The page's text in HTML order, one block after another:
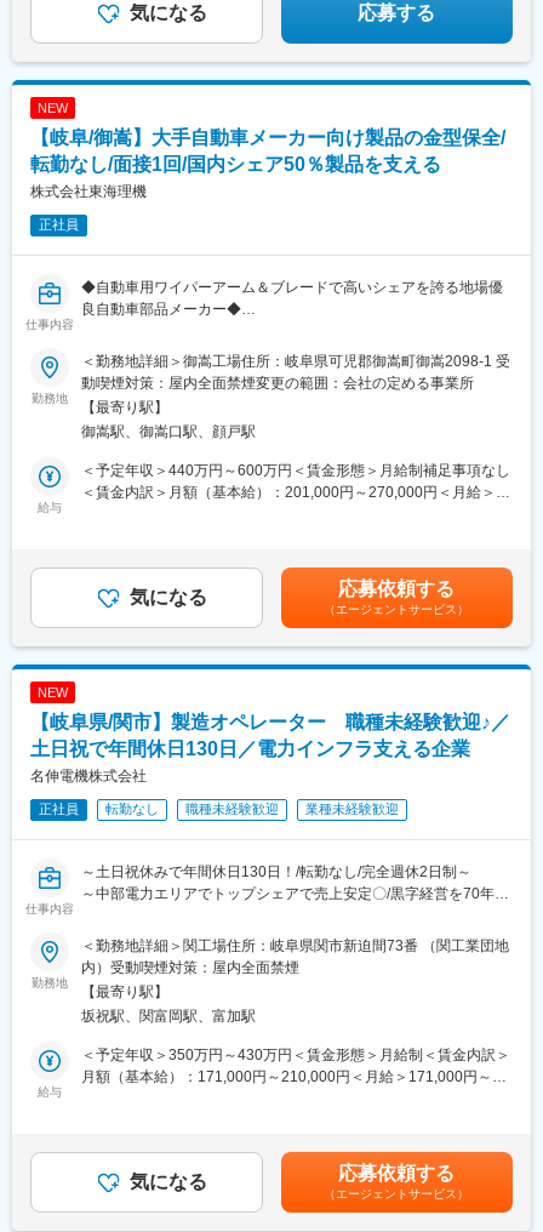
気になる 応募する
NEW
【岐阜/御嵩】大手自動車メーカー向け製品の金型保全/
転勤なし/面接1回/国内シェア50％製品を支える
株式会社東海理機
正社員
仕事内容
◆自動車用ワイパーアーム＆ブレードで高いシェアを誇る地場優
良自動車部品メーカー◆
■魅力の要約
国内生産車の約半数に搭載される製品を支える金型
金型の設計～製作～保全まで自社一貫
転勤なし／年休121日
■仕事の魅力・役割
主力事業である金属プレス加工を通じ、自動車のあらゆる箇所の
要素部品を製作しており、加工の為に必要な金型は設計から製
等前向きに金型技術向上に取り組んでいます。転勤なし・正社員
採用のため、岐阜エリアで腰を据えて働きたい方に最適です。
■業務詳細
金型の組付け、分解、刃先研磨、破損部品の組み換え
使用設備：平面研削盤、成形研磨機、ホイストクレーン、リフト
※作業により資格取得が必要となります。
入社後はOJTを中心に、先輩社員が作業を教えます。分からない
ことはすぐに相談できる風土が根付いていますので、経験の浅い
■働き方・就業環境
配属先は塑性加工技術2係（7名）。係は小型～中型までの金型メ
ンテナンスを行う型保全1班と大型の金型メンテナンスを行う型保
全2班に分かれていますので、従事する内容に応じての配属となり
ます。
若手社員も年配の社員も、チームで協力しながら業務を進めてい
■キャリアパス：金型を取り扱うスペシャリストとして技術を突き
詰めていただくキャリア形成も可能です。
勤務地
＜勤務地詳細＞御嵩工場住所：岐阜県可児郡御嵩町御嵩2098-1 受
動喫煙対策：屋内全面禁煙変更の範囲：会社の定める事業所
【最寄り駅】
御嵩駅、御嵩口駅、顔戸駅
給与
＜予定年収＞440万円～600万円＜賃金形態＞月給制補足事項なし
＜賃金内訳＞月額（基本給）：201,000円～270,000円＜月給＞
円～700万円、課長クラス800万円～900万円 ※想定年収は交替
勤務有の場合賃金はあくまでも目安の金額であり、選考を通じて
上下する可能性があります。月給(月額)は固定手当を含めた表記で
す。
気になる 応募依頼する
（エージェントサービス）
NEW
【岐阜県/関市】製造オペレーター 職種未経験歓迎♪／
土日祝で年間休日130日／電力インフラ支える企業
名伸電機株式会社
正社員 転勤なし 職種未経験歓迎 業種未経験歓迎
仕事内容
～土日祝休みで年間休日130日！/転勤なし/完全週休2日制～
～中部電力エリアでトップシェアで売上安定〇/黒字経営を70年間
■仕事内容：
中部電力などの電力会社向けに電柱や電線で使用するカバーの製
造を担当いただきます。
■作業内容：
覚えやすい作業！初めての方でも安心ください！
・機械に材料を投入
・梱包して出荷準備
・その他、製造に関する業務
勤務地
＜勤務地詳細＞関工場住所：岐阜県関市新迫間73番 （関工業団地
内）受動喫煙対策：屋内全面禁煙
【最寄り駅】
坂祝駅、関富岡駅、富加駅
給与
＜予定年収＞350万円～430万円＜賃金形態＞月給制＜賃金内訳＞
月額（基本給）：171,000円～210,000円＜月給＞171,000円～
気になる 応募依頼する
（エージェントサービス）